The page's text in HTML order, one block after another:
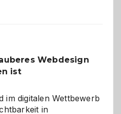
Webdesign
ist
im digitalen Wettbewerb
in